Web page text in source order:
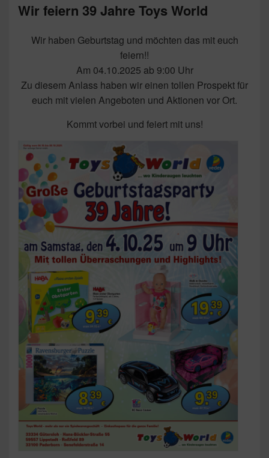
Wir feiern 39 Jahre Toys World
Wir haben Geburtstag und möchten das mit euch
feiern!!
Am 04.10.2025 ab 9:00 Uhr
Zu diesem Anlass haben wir einen tollen Prospekt für
euch mit vielen Angeboten und Aktionen vor Ort.
Kommt vorbei und feiert mit uns!